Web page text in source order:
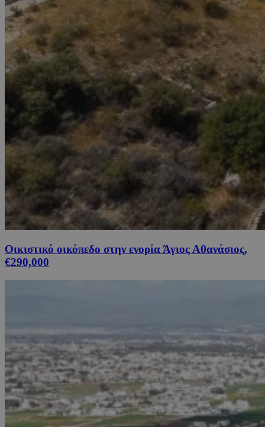
Οικιστικό οικόπεδο στην ενορία Άγιος Αθανάσιος,
€290,000